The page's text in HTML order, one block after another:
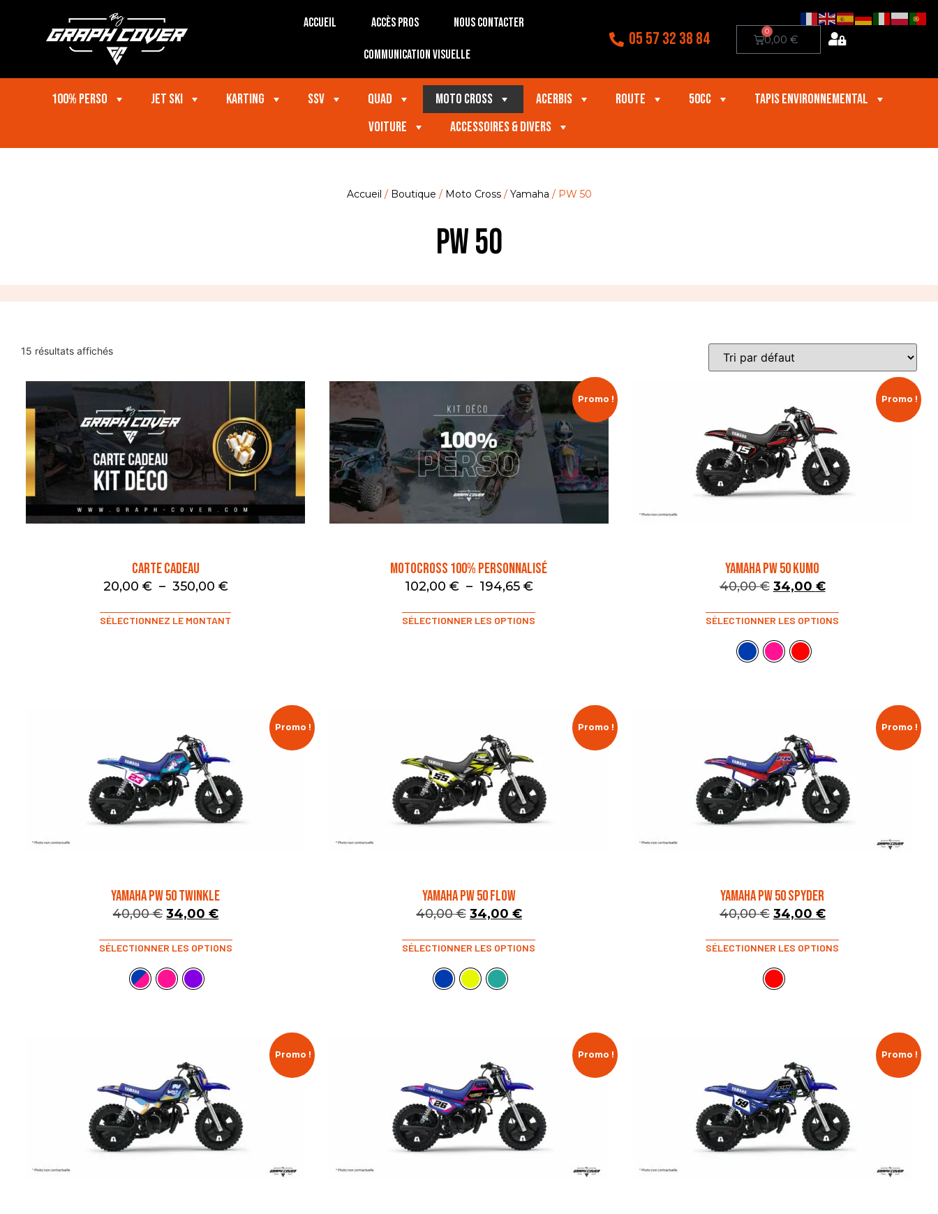
Accueil Accès Pros Nous contacter
Communication visuelle
05 57 32 38 84 0,00 €
0
100% perso Jet ski Karting SSV Quad Moto Cross Acerbis Route 50cc
Tapis Environnemental
VOITURE
Accessoires & divers
Accueil / Boutique / Moto Cross/ Yamaha / PW 50
PW 50
15 résultats affichés
Carte Cadeau
20,00 € – 350,00 €
SÉLECTIONNEZ LE MONTANT
Promo !
Motocross 100% Personnalisé
102,00 € – 194,65 €
SÉLECTIONNER LES OPTIONS
Promo !
YAMAHA PW 50 KUMO
40,00€ 34,00 €
SÉLECTIONNER LES OPTIONS
Promo !
YAMAHA PW 50 TWINKLE
40,00€ 34,00€
SÉLECTIONNER LES OPTIONS
Promo !
YAMAHA PW 50 FLOW
40,00€ 34,00 €
SÉLECTIONNER LES OPTIONS
Promo !
YAMAHA PW 50 SPYDER
40,00€ 34,00 €
SÉLECTIONNER LES OPTIONS
Promo ! Promo ! Promo !